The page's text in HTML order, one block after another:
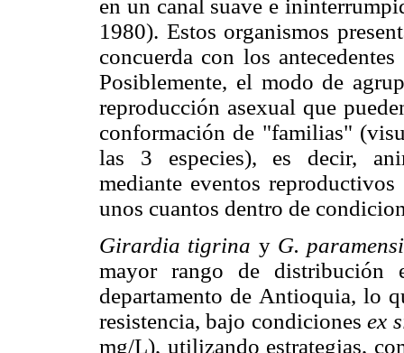
en un canal suave e
1980). Estos organismos
concuerda con los
Posiblemente, el modo de
reproducción asexual que
conformación de "familias"
las 3 especies), es decir,
mediante eventos
unos cuantos dentro de
Girardia tigrina y G.
mayor rango de distribución
departamento de Antioquia, lo
resistencia, bajo condicionesex
mg/L), utilizando estrategias,